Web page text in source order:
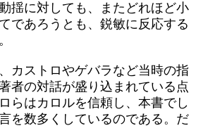
揺に対しても、またどれほど小
であろうとも、鋭敏に反応する
カストロやゲバラなど当時の指
者の対話が盛り込まれている点
らはカロルを信頼し、本書でし
を数多くしているのである。だ